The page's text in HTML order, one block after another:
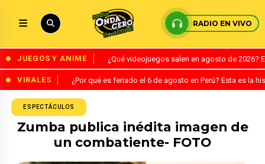
RADIO EN VIVO
JUEGOS Y ANIME ¿Qué videojuegos salen en agosto de
VIRALES ¿Por qué es feriado el 6 de agosto en Perú? Esta es la
ESPECTÁCULOS
Zumba publica inédita imagen de
un combatiente- FOTO